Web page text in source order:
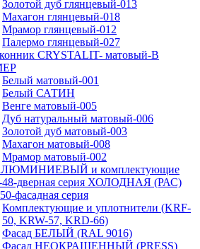
Золотой дуб глянцевый-013
Махагон глянцевый-018
Мрамор глянцевый-012
Палермо глянцевый-027
CRYSTALIT- матовый-В
Белый матовый-001
Белый САТИН
Венге матовый-005
Дуб натуральный матовый-006
Золотой дуб матовый-003
Махагон матовый-008
Мрамор матовый-002
и комплектующие
дверная серия ХОЛОДНАЯ (РАС)
фасадная серия
Комплектующие и уплотнители (KRF-
50, KRW-57, KRD-66)
Фасад БЕЛЫЙ (RAL 9016)
Фасад НЕОКРАШЕННЫЙ (PRESS)